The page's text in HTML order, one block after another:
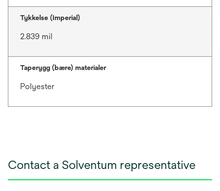
Tykkelse (Imperial)
2.839 mil
Taperygg (bære) materialer
Polyester
Contact a Solventum representative